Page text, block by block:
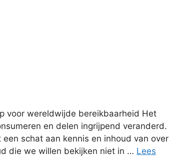
voor wereldwijde bereikbaarheid Het
en delen ingrijpend veranderd.
schat aan kennis en inhoud van over
die we willen bekijken niet in … Lees